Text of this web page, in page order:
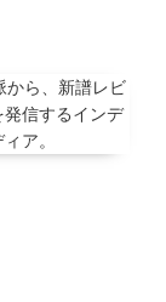
から、新譜レビ
信するインデ
ア。